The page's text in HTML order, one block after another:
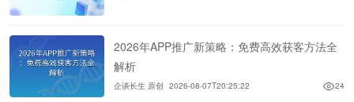
2026年APP推广新策略：免费高效获客方法全
解析
企谈长生 原创 2026-08-07T20:25:22 24